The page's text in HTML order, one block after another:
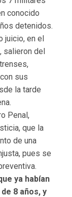
conocido
detenidos.
juicio, en el
salieron del
sus
la tarde
Penal,
que la
de una
pues se
ya habían
8 años, y